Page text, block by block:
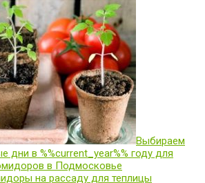
Выбираем
дни в %%current_year%% году для
в Подмосковье